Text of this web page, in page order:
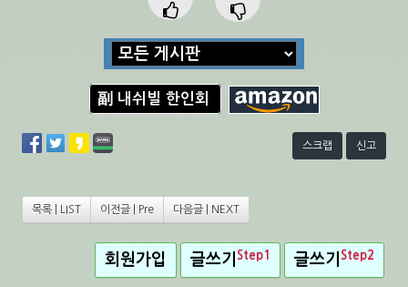
副 내쉬빌 한인회
스크랩 신고
목록 | LIST 이전글 | Pre 다음글 | NEXT
회원가입 글쓰기 Step1 글쓰기 Step2